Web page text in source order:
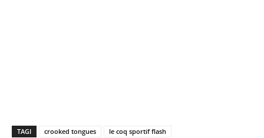
TAGI crooked tongues le coq sportif flash